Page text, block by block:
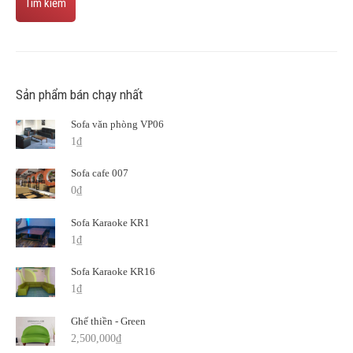
Sản phẩm bán chạy nhất
Sofa văn phòng VP06
1₫
Sofa cafe 007
0₫
Sofa Karaoke KR1
1₫
Sofa Karaoke KR16
1₫
Ghế thiền - Green
2,500,000₫